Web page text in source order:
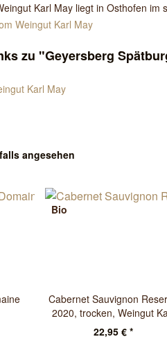
Karl May liegt in Osthofen
Weingut Karl May
zu "Geyersberg
Karl May
angesehen
Bio
Cabernet Sauvignon
2020, trocken, Weingut
May
22,95 € *